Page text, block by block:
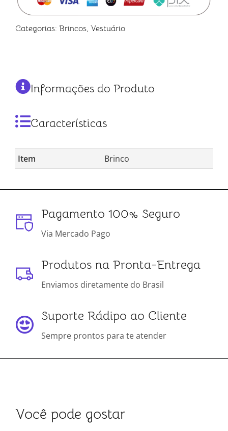
Categorias: Brincos, Vestuário
Informações do Produto
Características
Item Brinco
Pagamento 100% Seguro
Via Mercado Pago
Produtos na Pronta-Entrega
Enviamos diretamente do Brasil
Suporte Rádipo ao Cliente
Sempre prontos para te atender
Você pode gostar